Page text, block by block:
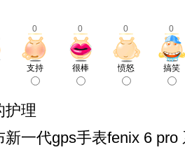
0 0 0 0
支持 很棒 愤怒 搞笑
护理
新一代gps手表fenix 6 pro